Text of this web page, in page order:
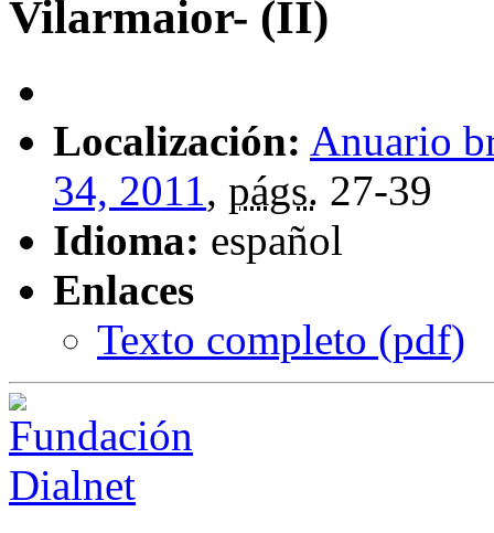
Vilarmaior- (II)
Localización: Anuario
34, 2011, págs. 27-39
Idioma: español
Enlaces
Texto completo (pdf)